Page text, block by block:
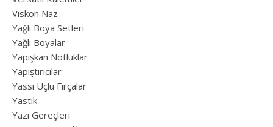
Viskon Naz
Yağlı Boya Setleri
Yağlı Boyalar
Yapışkan Notluklar
Yapıştırıcılar
Yassı Uçlu Fırçalar
Yastık
Yazı Gereçleri